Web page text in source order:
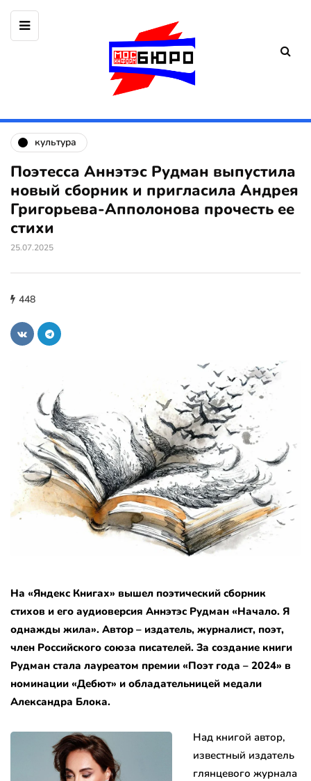
культура
Поэтесса Аннэтэс Рудман выпустила
новый сборник и пригласила Андрея
Григорьева-Апполонова прочесть ее
стихи
25.07.2025
448
На «Яндекс Книгах» вышел поэтический сборник
стихов и его аудиоверсия Аннэтэс Рудман «Начало. Я
однажды жила». Автор – издатель, журналист, поэт,
член Российского союза писателей. За создание книги
Рудман стала лауреатом премии «Поэт года – 2024» в
номинации «Дебют» и обладательницей медали
Александра Блока.
Над книгой автор,
известный издатель
глянцевого журнала